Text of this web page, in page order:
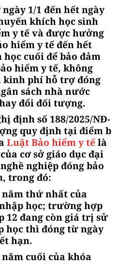
1/1 đến hết ngày
khích học sinh
y tế và được hưởng
hiểm y tế đến hết
học cuối để bảo đảm
hiểm y tế, không
phí hỗ trợ đóng
sách nhà nước
đổi đối tượng.
định số 188/2025/NĐ-
quy định tại điểm b
Luật Bảo hiểm y tếlà
cơ sở giáo dục đại
nghiệp đóng bảo
trong đó:
thứ nhất của
học; trường hợp
12 đang còn giá trị sử
học thì đóng từ ngày
hạn.
cuối của khóa